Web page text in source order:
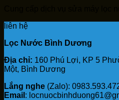
liên hệ
Lọc Nước Bình Dương
Địa chỉ: 160 Phú Lợi, KP 5
Một, Bình Dương
Lắng nghe (Zalo):
Email :